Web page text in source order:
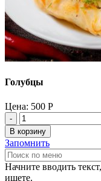
Голубцы
Цена: 500 Р
Количество
товара
Голубцы
В корзину
Запомнить
Начните вводить
ищете.